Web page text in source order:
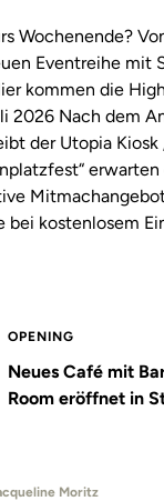
Wochenende?
Eventreihe mit
kommen die
2026 Nach dem
der Utopia Kiosk
bei kostenlosem
OPENING
Neues Café mit
Room eröffnet in
Moritz